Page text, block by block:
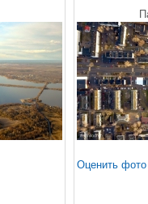
Оценить фото